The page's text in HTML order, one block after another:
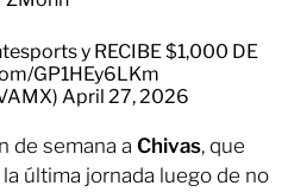
y RECIBE $1,000 DE
GP1HEy6LKm
April 27, 2026
de semana a Chivas, que
última jornada luego de no